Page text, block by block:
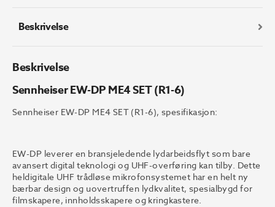
antall
Beskrivelse
Beskrivelse
Sennheiser EW-DP ME4 SET (R1-6)
Sennheiser EW-DP ME4 SET (R1-6), spesifikasjon:
EW-DP leverer en bransjeledende lydarbeidsflyt som bare
avansert digital teknologi og UHF-overføring kan tilby. Dette
heldigitale UHF trådløse mikrofonsystemet har en helt ny
bærbar design og uovertruffen lydkvalitet, spesialbygd for
filmskapere, innholdsskapere og kringkastere.